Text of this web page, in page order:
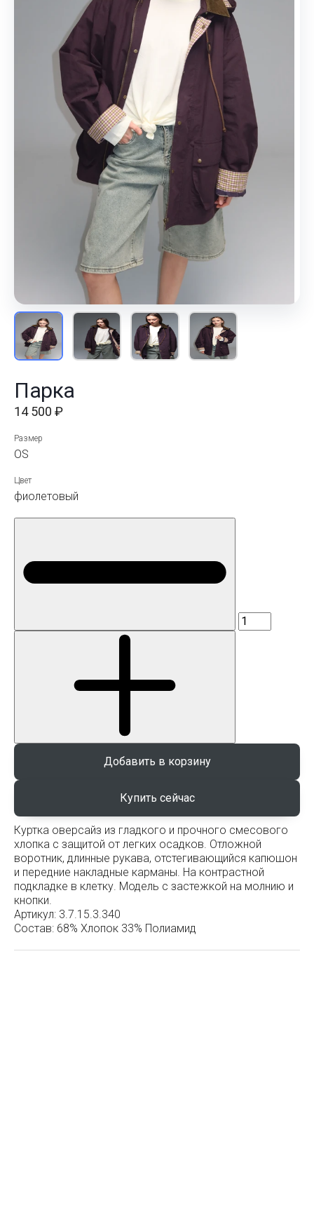
Парка
14 500 ₽
Размер
OS
Цвет
фиолетовый
Добавить в корзину
Куртка оверсайз из гладкого и прочного смесового
хлопка с защитой от легких осадков. Отложной
воротник, длинные рукава, отстегивающийся капюшон
и передние накладные карманы. На контрастной
подкладке в клетку. Модель с застежкой на молнию и
кнопки.
Артикул: 3.7.15.3.340
Состав: 68% Хлопок 33% Полиамид